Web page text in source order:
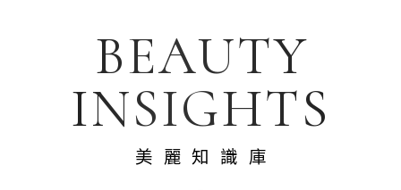
BEAUTY
INSIGHTS
美麗知識庫